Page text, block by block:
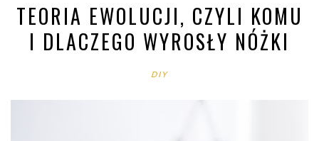
TEORIA EWOLUCJI, CZYLI KOMU
I DLACZEGO WYROSŁY NÓŻKI
DIY